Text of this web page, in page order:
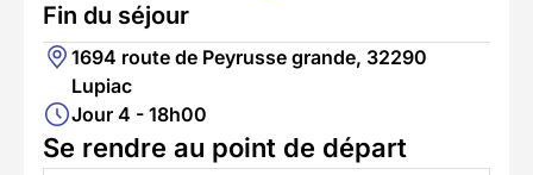
Fin du séjour
1694 route de Peyrusse grande, 32290
Lupiac
Jour 4 - 18h00
Se rendre au point de départ